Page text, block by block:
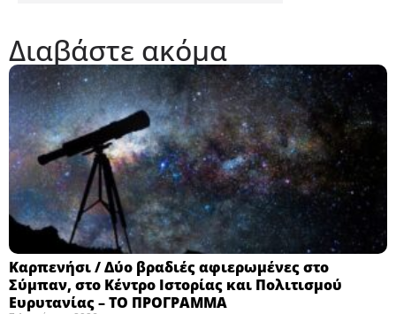
Διαβάστε ακόμα
Καρπενήσι / Δύο βραδιές αφιερωμένες στο
Σύμπαν, στο Κέντρο Ιστορίας και Πολιτισμού
Ευρυτανίας – ΤΟ ΠΡΟΓΡΑΜΜΑ